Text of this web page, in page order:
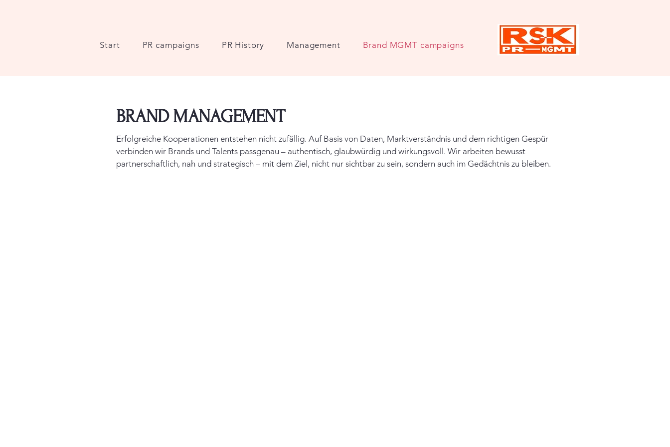
Start PR campaigns PR History Management Brand MGMT campaigns
BRAND MANAGEMENT
Erfolgreiche Kooperationen entstehen nicht zufällig. Auf Basis von Daten, Marktverständnis und dem richtigen Gespür
verbinden wir Brands und Talents passgenau – authentisch, glaubwürdig und wirkungsvoll. Wir arbeiten bewusst
partnerschaftlich, nah und strategisch – mit dem Ziel, nicht nur sichtbar zu sein, sondern auch im Gedächtnis zu bleiben.